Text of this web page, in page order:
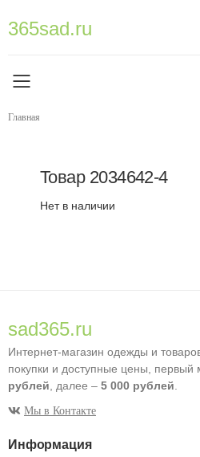
365sad.ru
Главная
Товар 2034642-4
Нет в наличии
sad365.ru
Интернет-магазин одежды и
покупки и доступные цены, первый
рублей , далее – 5 000 рублей
Мы в Контакте
Информация